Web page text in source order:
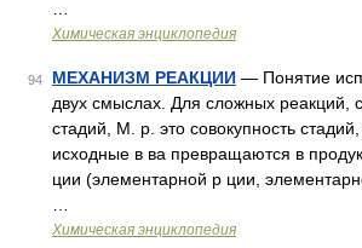
Химическая энциклопедия
94 МЕХАНИЗМ РЕАКЦИИ — Понятие
двух смыслах. Для сложных реакций,
стадий, М. р. это совокупность
исходные в ва превращаются в
ции (элементарной р ции,
Химическая энциклопедия